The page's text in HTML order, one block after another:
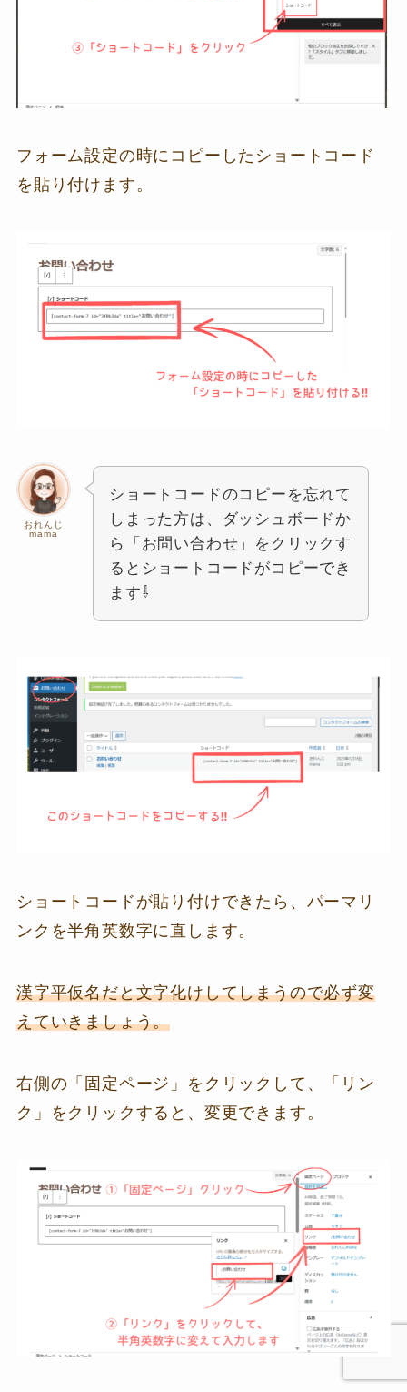
フォーム設定の時にコピーしたショートコード
を貼り付けます。
おれんじ
mama
ショートコードのコピーを忘れて
しまった方は、ダッシュボードか
ら「お問い合わせ」をクリックす
るとショートコードがコピーでき
ます⇩
ショートコードが貼り付けできたら、パーマリ
ンクを半角英数字に直します。
漢字平仮名だと文字化けしてしまうので必ず変
えていきましょう。
右側の「固定ページ」をクリックして、「リン
ク」をクリックすると、変更できます。